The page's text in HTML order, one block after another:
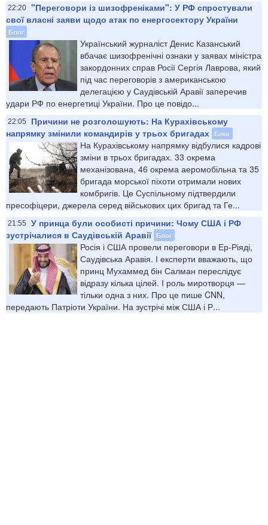
22:20 "Переговори із шизофреніками": У РФ спростували
свої власні заяви щодо атак по енергосектору України
Блог
Український журналіст Денис Казанський
вбачає шизофренічні ознаки у заявах міністра
закордонних справ Росії Сергія Лаврова, який
під час переговорів з американською
делегацією у Саудівській Аравії заперечив
удари РФ по енергетиці України. Про це повідо...
22:05
Причини не розголошують: На Курахівському
напрямку змінили командирів у трьох бригадах Блог
На Курахівському напрямку відбулися кадрові
зміни в трьох бригадах. 33 окрема
механізована, 46 окрема аеромобільна та 35
бригада морської піхоти отримали нових
комбригів. Це Суспільному підтвердили
пресофіцери, джерела серед військових цих бригад та Ге...
21:55
У принца були особисті причини: Чому США і РФ
зустрічалися в Саудівській Аравії Блог
Росія і США провели переговори в Ер-Ріяді,
Саудівська Аравія. І експерти вважають, що
принц Мухаммед бін Салман переслідує
відразу кілька цілей. І роль миротворця —
тільки одна з них. Про це пише CNN,
передають Патріоти України. На зустрічі між США і Р...